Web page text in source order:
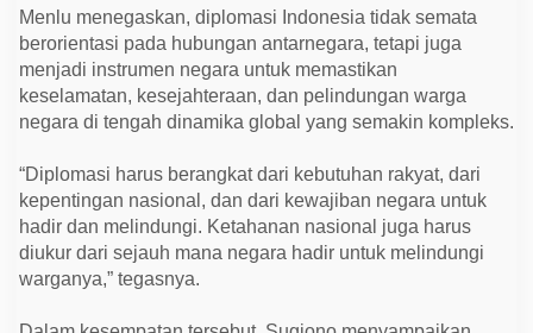
W
N
I
d
r
i
t
u
a
s
i
K
r
Menlu menegaskan, diplomasi Indonesia tidak semata
berorientasi pada hubungan antarnegara, tetapi juga
menjadi instrumen negara untuk memastikan
keselamatan, kesejahteraan, dan pelindungan warga
negara di tengah dinamika global yang semakin kompleks.
“Diplomasi harus berangkat dari kebutuhan rakyat, dari
kepentingan nasional, dan dari kewajiban negara untuk
hadir dan melindungi. Ketahanan nasional juga harus
diukur dari sejauh mana negara hadir untuk melindungi
warganya,” tegasnya.